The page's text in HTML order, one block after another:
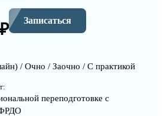
Записаться
/ Очно / Заочно / С практикой
переподготовке с